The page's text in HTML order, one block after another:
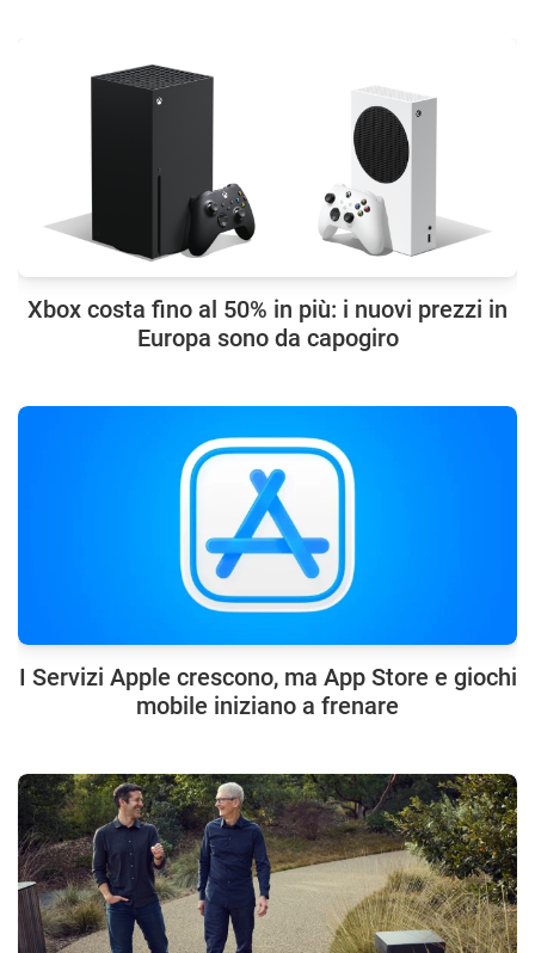
Xbox costa fino al 50% in più: i nuovi prezzi in
Europa sono da capogiro
I Servizi Apple crescono, ma App Store e giochi
mobile iniziano a frenare